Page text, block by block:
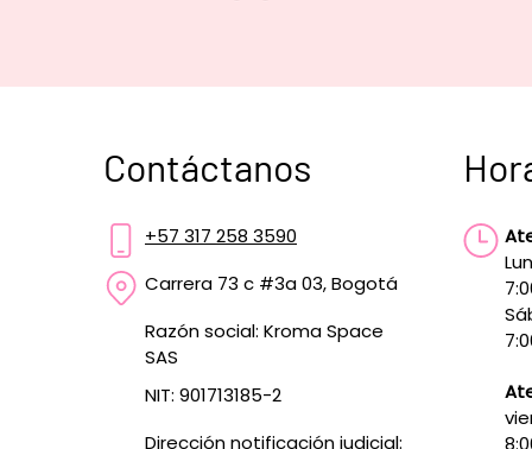
Contáctanos
+57 317 258 3590
Carrera 73 c #3a 03, Bogotá
Razón social: Kroma Space
SAS
NIT: 901713185-2
Dirección notificación judicial: